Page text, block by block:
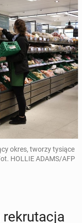
okres, tworzy tysiące
HOLLIE ADAMS/AFP